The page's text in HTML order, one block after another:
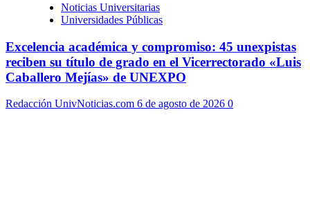
Noticias Universitarias
Universidades Públicas
Excelencia académica y compromiso: 45 unexpistas
reciben su título de grado en el Vicerrectorado «Luis
Caballero Mejías» de UNEXPO
Redacción UnivNoticias.com 6 de agosto de 2026 0